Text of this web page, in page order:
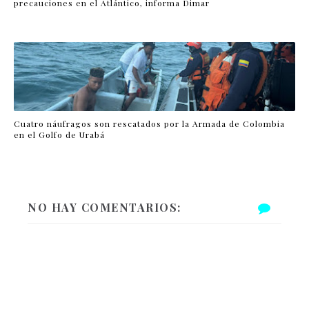
precauciones en el Atlántico, informa Dimar
Cuatro náufragos son rescatados por la Armada de Colombia
en el Golfo de Urabá
NO HAY COMENTARIOS: